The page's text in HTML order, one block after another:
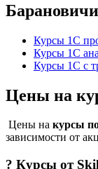
Барановичи
Курсы 1С
Курсы 1С
Курсы 1С с
Цены на
Цены на курсы
зависимости от
? Курсы от